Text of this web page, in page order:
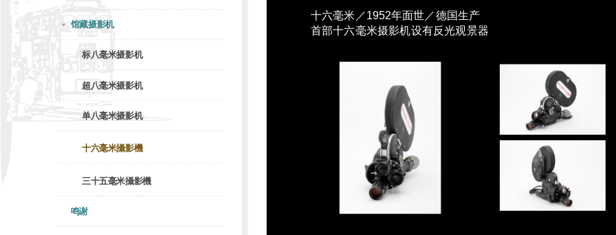
馆藏摄影机
标八毫米摄影机
超八毫米摄影机
单八毫米摄影机
十六毫米攝影機
三十五毫米攝影機
鸣谢
十六毫米／1952年面世／德国生产
首部十六毫米摄影机设有反光观景器